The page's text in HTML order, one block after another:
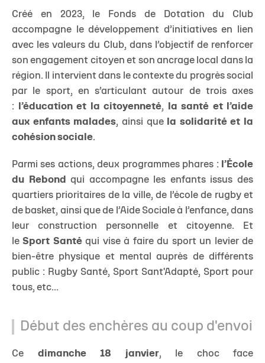
Créé en 2023, le Fonds de Dotation du Club
accompagne le développement d’initiatives en lien
avec les valeurs du Club, dans l’objectif de renforcer
son engagement citoyen et son ancrage local dans la
région. Il intervient dans le contexte du progrès social
par le sport, en s’articulant autour de trois axes
:
l’éducation et la citoyenneté,
la santé et l’aide
aux enfants malades, ainsi que
la solidarité et la
cohésion sociale.
Parmi ses actions, deux programmes phares : l’École
du Rebondqui accompagne les enfants issus des
quartiers prioritaires de la ville, de l’école de rugby et
de basket, ainsi que de l’Aide Sociale à l’enfance, dans
leur construction personnelle et citoyenne. Et
le Sport Santéqui vise à faire du sport un levier de
bien-être physique et mental auprès de différents
public : Rugby Santé, Sport Sant'Adapté, Sport pour
tous, etc...
Début des enchères au coup d'envoi
Ce dimanche 18 janvier, le choc face